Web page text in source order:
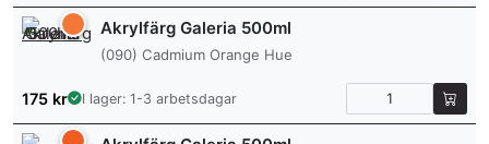
Akrylfärg Galeria 500ml
(090) Cadmium Orange Hue
175 kr I lager: 1-3 arbetsdagar